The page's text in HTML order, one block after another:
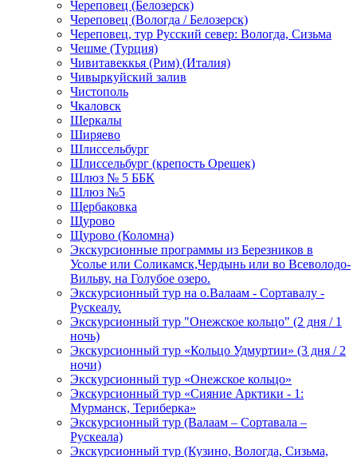
Череповец (Белозерск)
Череповец (Вологда / Белозерск)
Череповец, тур Русский север: Вологда, Сизьма
Чешме (Турция)
Чивитавеккья (Рим) (Италия)
Чивыркуйский залив
Чистополь
Чкаловск
Шеркалы
Ширяево
Шлиссельбург
Шлиссельбург (крепость Орешек)
Шлюз № 5 ББК
Шлюз №5
Щербаковка
Щурово
Щурово (Коломна)
Экскурсионные программы из Березников в
Усолье или Соликамск,Чердынь или во Всеволодо-
Вильву, на Голубое озеро.
Экскурсионный тур на о.Валаам - Сортавалу -
Рускеалу.
Экскурсионный тур "Онежское кольцо" (2 дня / 1
ночь)
Экскурсионный тур «Кольцо Удмуртии» (3 дня / 2
ночи)
Экскурсионный тур «Онежское кольцо»
Экскурсионный тур «Сияние Арктики - 1:
Мурманск, Териберка»
Экскурсионный тур (Валаам – Сортавала –
Рускеала)
Экскурсионный тур (Кузино, Вологда, Сизьма,